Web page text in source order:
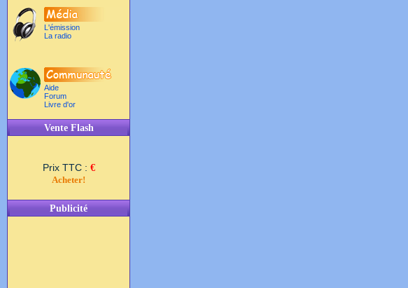
L'émission
La radio
Aide
Forum
Livre d'or
Vente Flash
Prix TTC : €
Acheter!
Publicité